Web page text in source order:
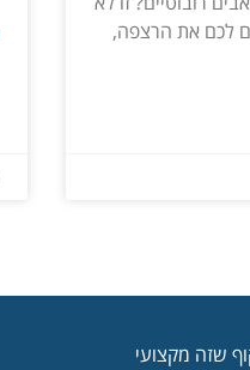
לכם את הרצפה,
שזה מקצועי